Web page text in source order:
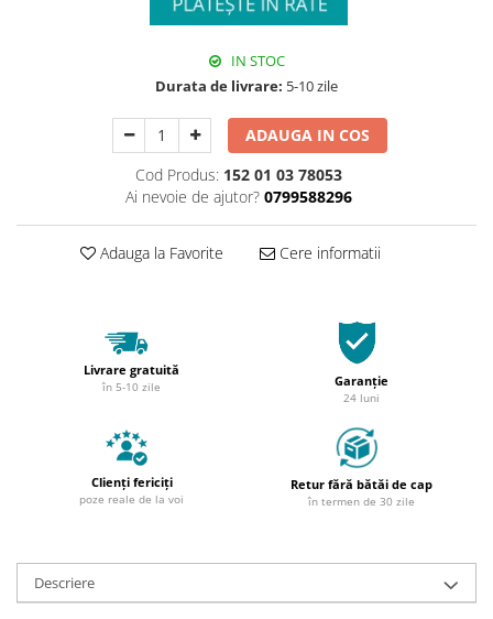
IN STOC
Durata de livrare: 5-10 zile
ADAUGA IN COS
Cod Produs: 152 01 03 78053
Ai nevoie de ajutor? 0799588296
Adauga la Favorite Cere informatii
Livrare gratuită
în 5-10 zile Garanție
24 luni
Clienți fericiți
poze reale de la voi
Retur fără bătăi de cap
în termen de 30 zile
Descriere